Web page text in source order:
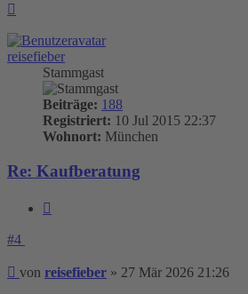
reisefieber
Stammgast
Beiträge: 188
Registriert: 10 Jul 2015 22:37
Wohnort: München
Re: Kaufberatung
#4
Beitrag
von reisefieber » 27 Mär 2026 21:26